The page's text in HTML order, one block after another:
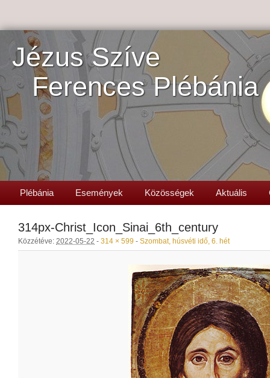
Jézus Szíve
Ferences Plébánia
Plébánia Események Közösségek Aktuális
314px-Christ_Icon_Sinai_6th_century
Közzétéve: 2022-05-22 - 314 × 599 - Szombat, húsvéti idő, 6. hét